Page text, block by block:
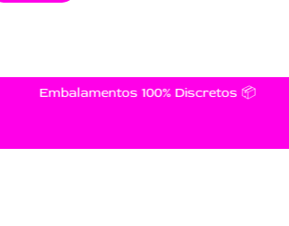
Embalamentos 100% Discretos 📦